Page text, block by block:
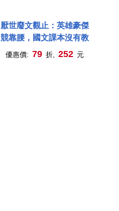
厭世廢文觀止：英雄豪傑
競靠腰，國文課本沒有教
優惠價: 79 折, 252 元